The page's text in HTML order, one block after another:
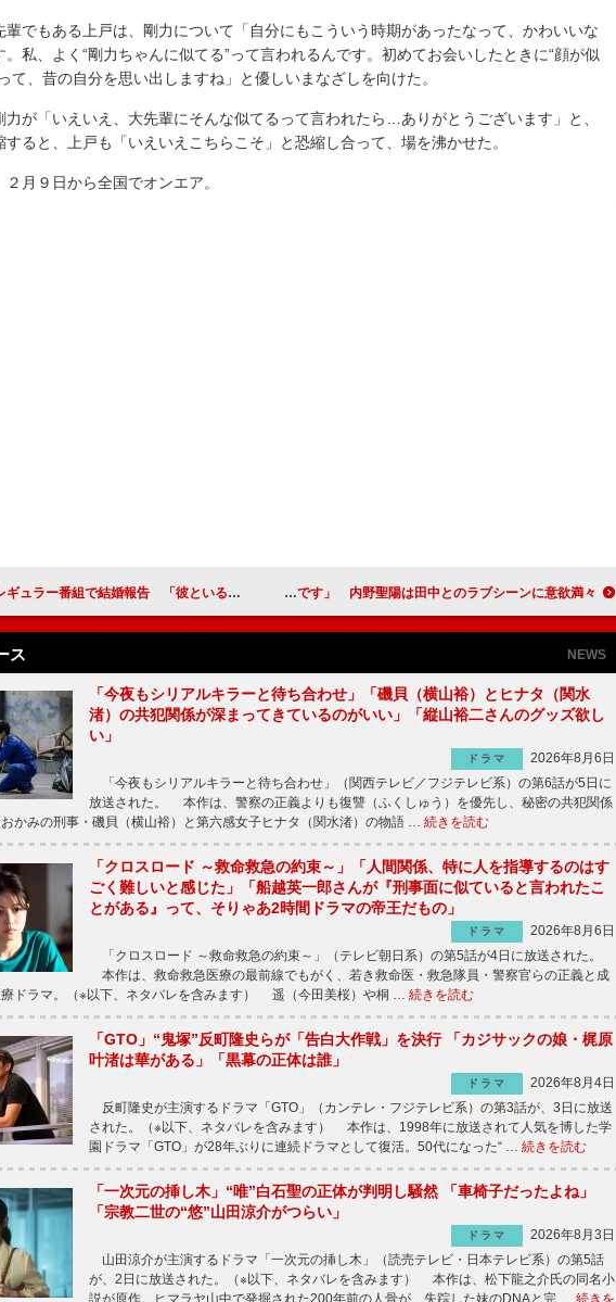
でもある上戸は、剛力について「自分にもこういう時期があったなって、かわいいな
。私、よく“剛力ちゃんに似てる”って言われるんです。初めてお会いしたときに“顔が似
て、昔の自分を思い出しますね」と優しいまなざしを向けた。
が「いえいえ、大先輩にそんな似てるって言われたら…ありがとうございます」と、
すると、上戸も「いえいえこちらこそ」と恐縮し合って、場を沸かせた。
月９日から全国でオンエア。
ー番組で結婚報告 「彼といるといつも笑顔の私がいる」 田中圭、第１子誕生に笑顔で「かわいいです」 内野聖陽は田中とのラブシーンに意欲満々？！
ス NEWS
「今夜もシリアルキラーと待ち合わせ」「磯貝（横山裕）とヒナタ（関水
渚）の共犯関係が深まってきているのがいい」「縦山裕二さんのグッズ欲し
い」
ドラマ
2026年8月6日
「今夜もシリアルキラーと待ち合わせ」（関西テレビ／フジテレビ系）の第6話が5日に
放送された。 本作は、警察の正義よりも復讐（ふくしゅう）を優先し、秘密の共犯関係
かみの刑事・磯貝（横山裕）と第六感女子ヒナタ（関水渚）の物語 … 続きを読む
「クロスロード ～救命救急の約束～」「人間関係、特に人を指導するのはす
ごく難しいと感じた」「船越英一郎さんが『刑事面に似ていると言われたこ
とがある』って、そりゃあ2時間ドラマの帝王だもの」
ドラマ
2026年8月6日
「クロスロード ～救命救急の約束～」（テレビ朝日系）の第5話が4日に放送された。
本作は、救命救急医療の最前線でもがく、若き救命医・救急隊員・警察官らの正義と成
ドラマ。（※以下、ネタバレを含みます） 遥（今田美桜）や桐 … 続きを読む
「GTO」“鬼塚”反町隆史らが「告白大作戦」を決行 「カジサックの娘・梶原
叶渚は華がある」「黒幕の正体は誰」
ドラマ
2026年8月4日
反町隆史が主演するドラマ「GTO」（カンテレ・フジテレビ系）の第3話が、3日に放送
された。（※以下、ネタバレを含みます） 本作は、1998年に放送されて人気を博した学
園ドラマ「GTO」が28年ぶりに連続ドラマとして復活。50代になった“ … 続きを読む
「一次元の挿し木」“唯”白石聖の正体が判明し騒然 「車椅子だったよね」
「宗教二世の“悠”山田涼介がつらい」
ドラマ
2026年8月3日
山田涼介が主演するドラマ「一次元の挿し木」（読売テレビ・日本テレビ系）の第5話
が、2日に放送された。（※以下、ネタバレを含みます） 本作は、松下龍之介氏の同名小
説が原作。ヒマラヤ山中で発掘された200年前の人骨が、失踪した妹のDNAと完 … 続きを